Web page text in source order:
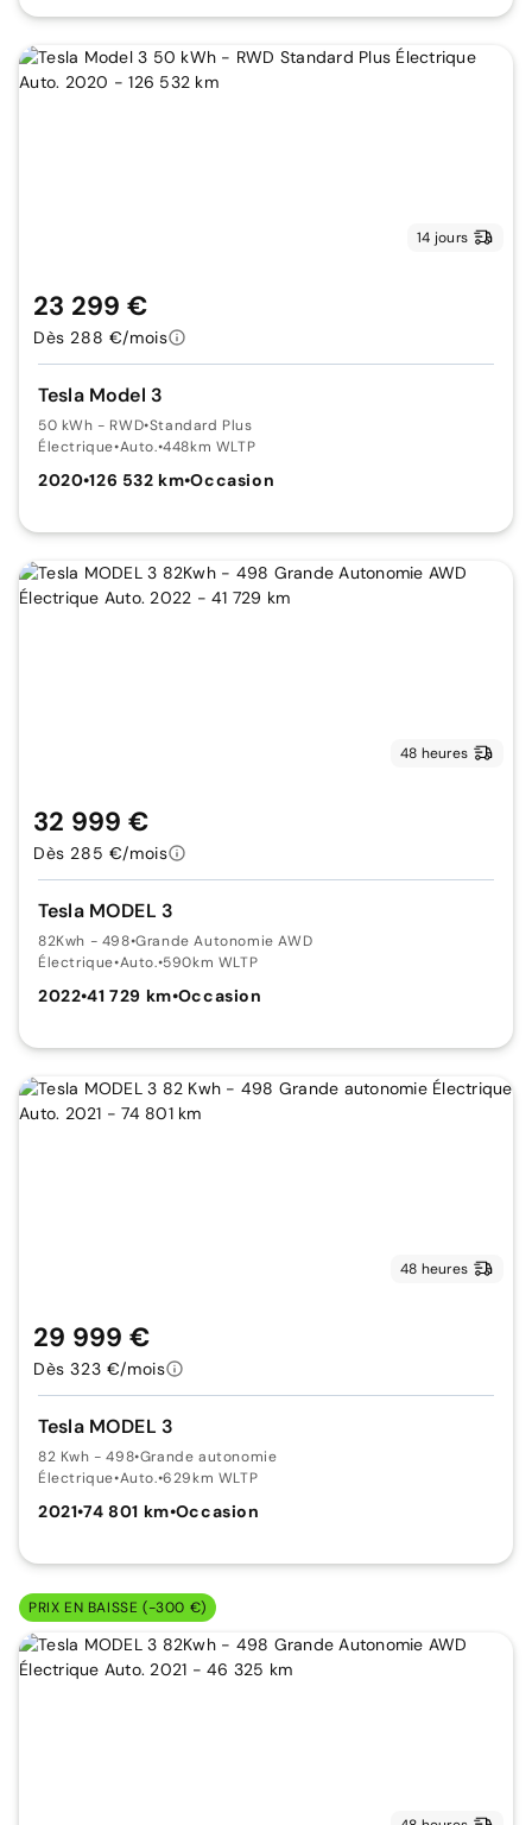
14 jours
Tesla Model 3
50 kWh - RWD•Standard Plus
Électrique•Auto.•448km WLTP
2020•126 532 km•Occasion
23 299 €
Dès 288 €/mois
48 heures
Tesla MODEL 3
82Kwh - 498•Grande Autonomie AWD
Électrique•Auto.•590km WLTP
2022•41 729 km•Occasion
32 999 €
Dès 285 €/mois
48 heures
Tesla MODEL 3
82 Kwh - 498•Grande autonomie
Électrique•Auto.•629km WLTP
2021•74 801 km•Occasion
29 999 €
Dès 323 €/mois
PRIX EN BAISSE (-300 €)